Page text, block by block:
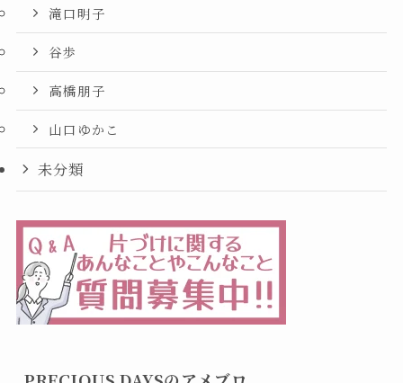
滝口明子
谷歩
高橋朋子
山口ゆかこ
未分類